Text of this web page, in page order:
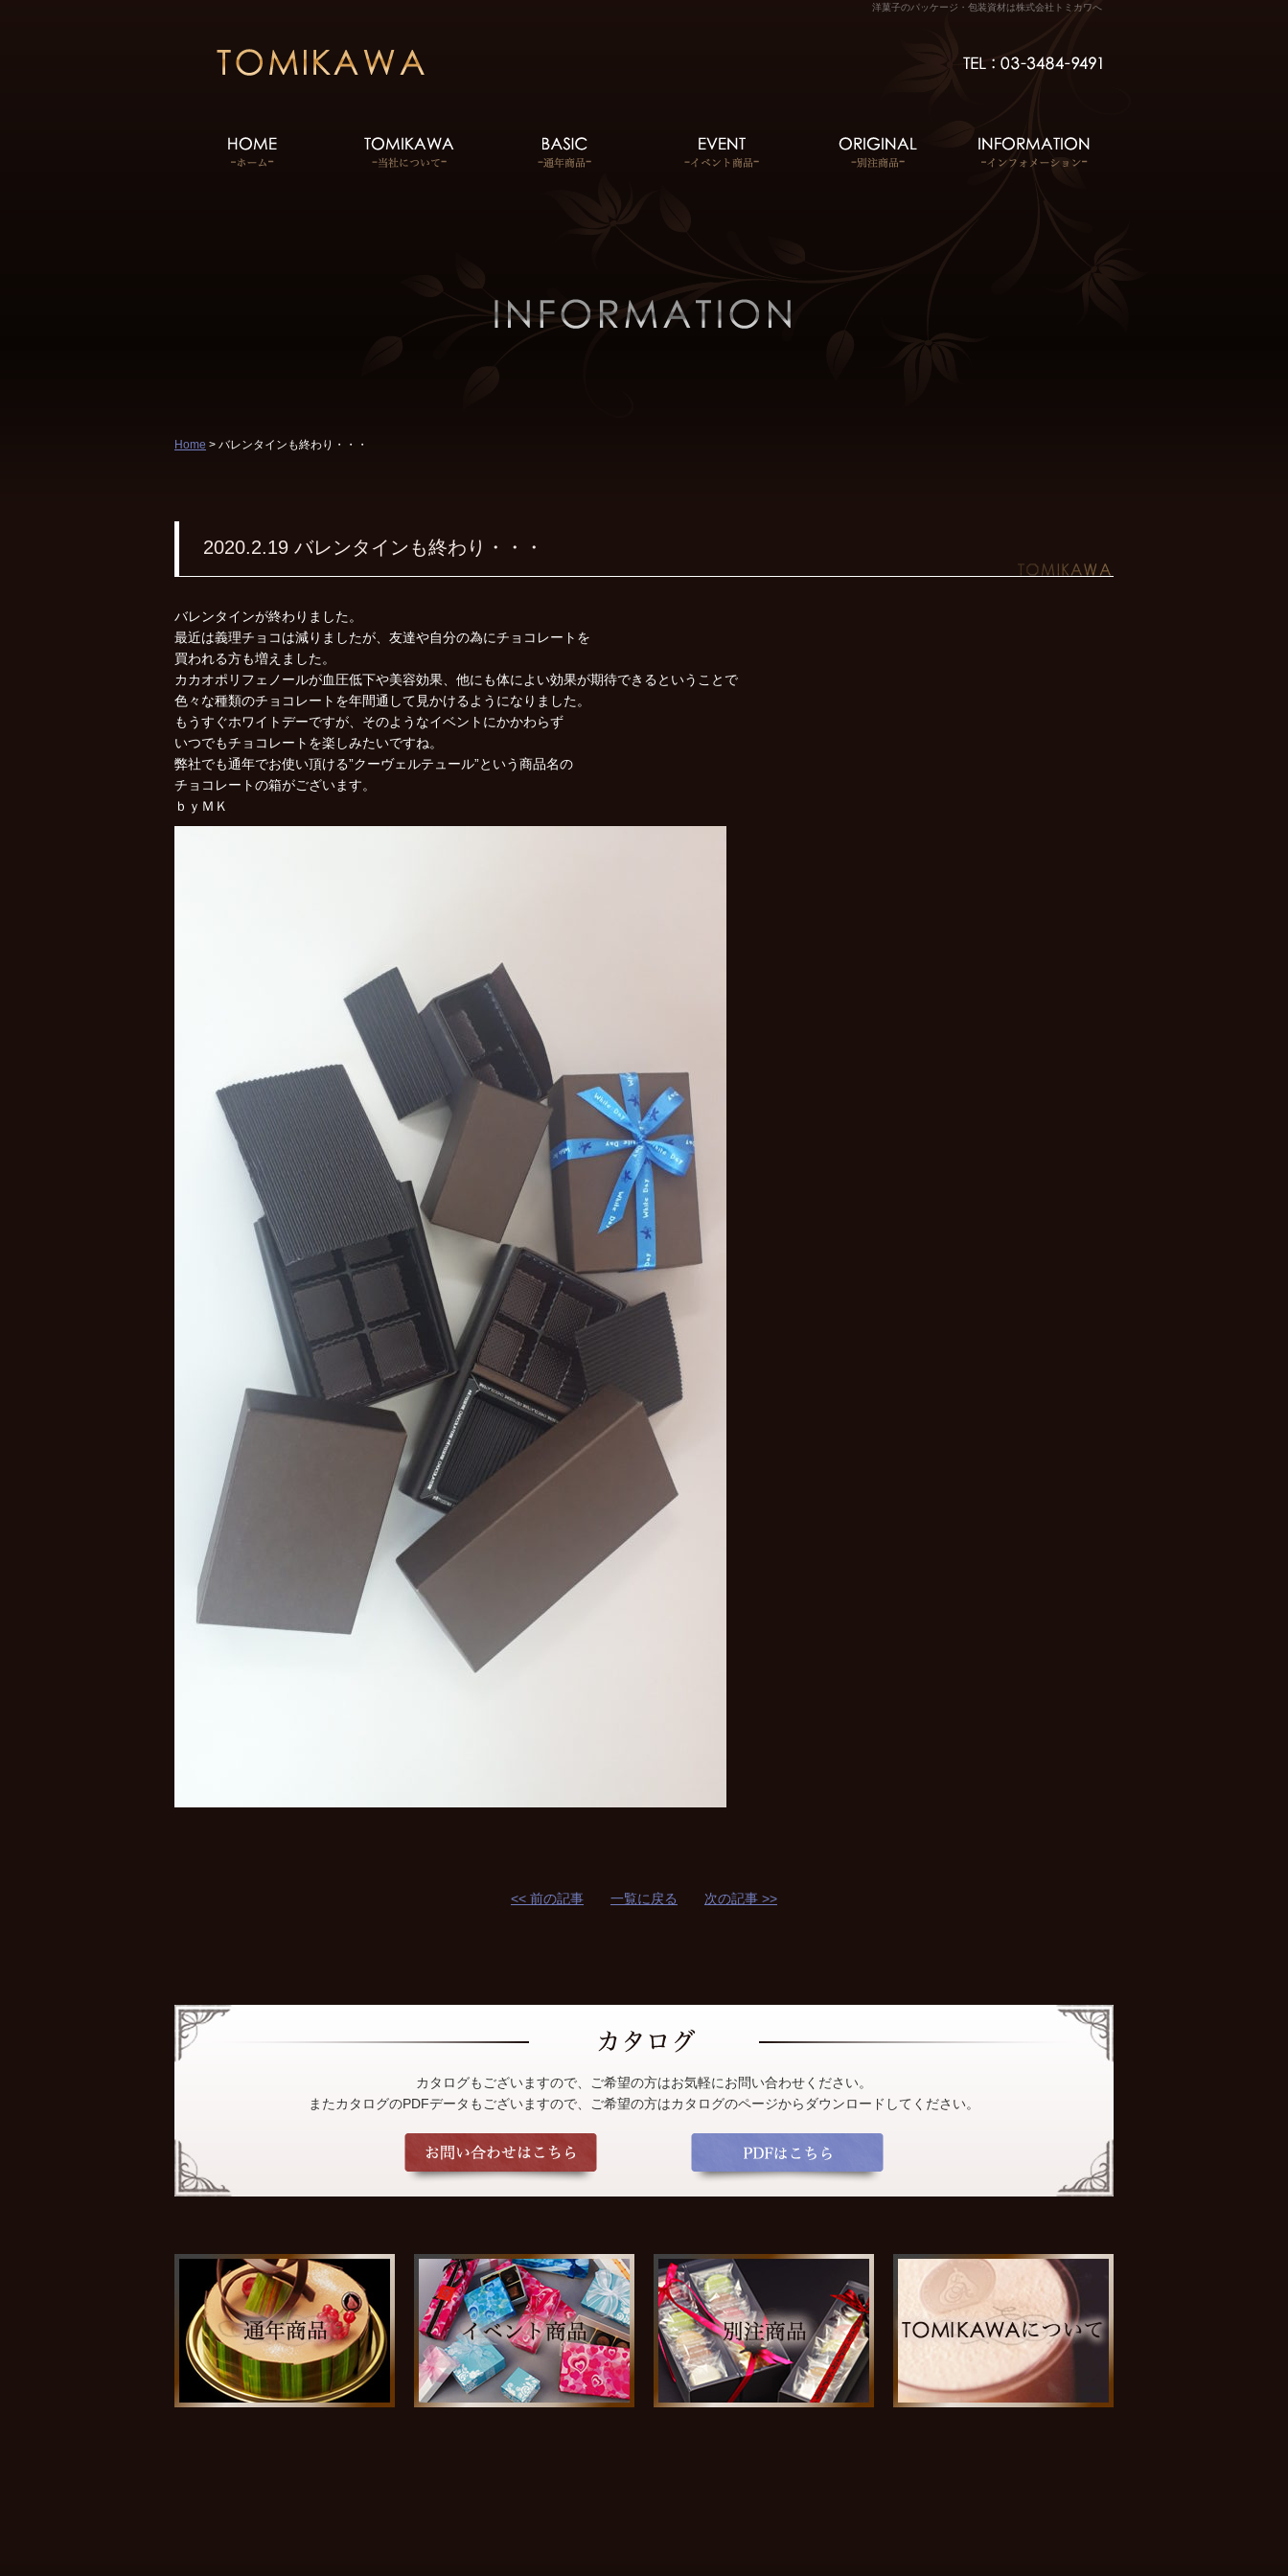
洋菓子のパッケージ・包装資材は株式会社トミカワへ
Home > バレンタインも終わり・・・
2020.2.19 バレンタインも終わり・・・
バレンタインが終わりました。
最近は義理チョコは減りましたが、友達や自分の為にチョコレートを
買われる方も増えました。
カカオポリフェノールが血圧低下や美容効果、他にも体によい効果が期待できるということで
色々な種類のチョコレートを年間通して見かけるようになりました。
もうすぐホワイトデーですが、そのようなイベントにかかわらず
いつでもチョコレートを楽しみたいですね。
弊社でも通年でお使い頂ける”クーヴェルテュール”という商品名の
チョコレートの箱がございます。
ｂｙＭＫ
<< 前の記事 一覧に戻る 次の記事 >>
カタログもございますので、ご希望の方はお気軽にお問い合わせください。
またカタログのPDFデータもございますので、ご希望の方はカタログのページからダウンロードしてください。